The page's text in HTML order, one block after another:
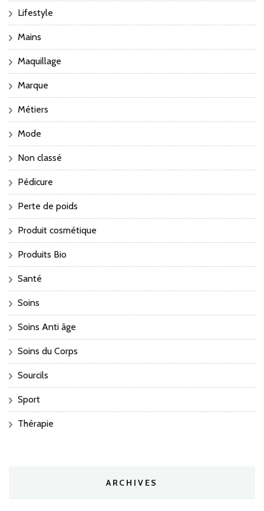
Lifestyle
Mains
Maquillage
Marque
Métiers
Mode
Non classé
Pédicure
Perte de poids
Produit cosmétique
Produits Bio
Santé
Soins
Soins Anti âge
Soins du Corps
Sourcils
Sport
Thérapie
ARCHIVES